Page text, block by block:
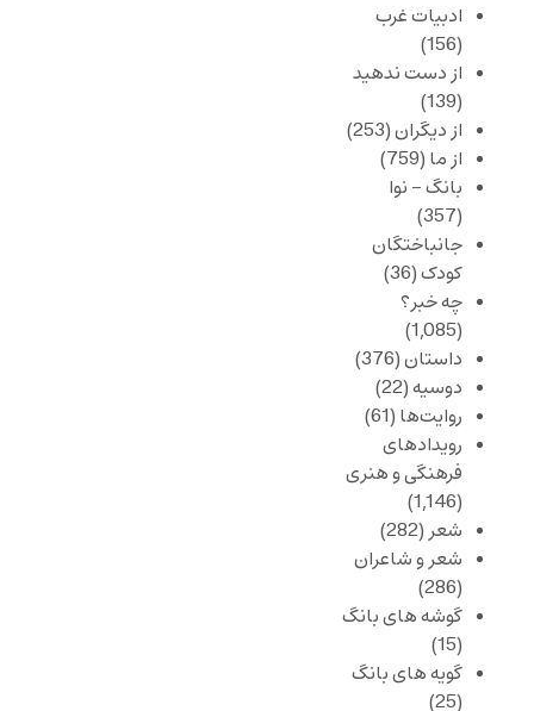
ادبیات غرب
(156)
از دست ندهید
(139)
از دیگران(253)
از ما (759)
بانگ – نوا
(357)
جانباختگان
کودک(36)
چه خبر؟
(1,085)
داستان(376)
دوسیه(22)
روایت‌ها (61)
رویدادهای
فرهنگی و هنری
(1,146)
شعر(282)
شعر و شاعران
(286)
گوشه های بانگ
(15)
گویه های بانگ
(25)